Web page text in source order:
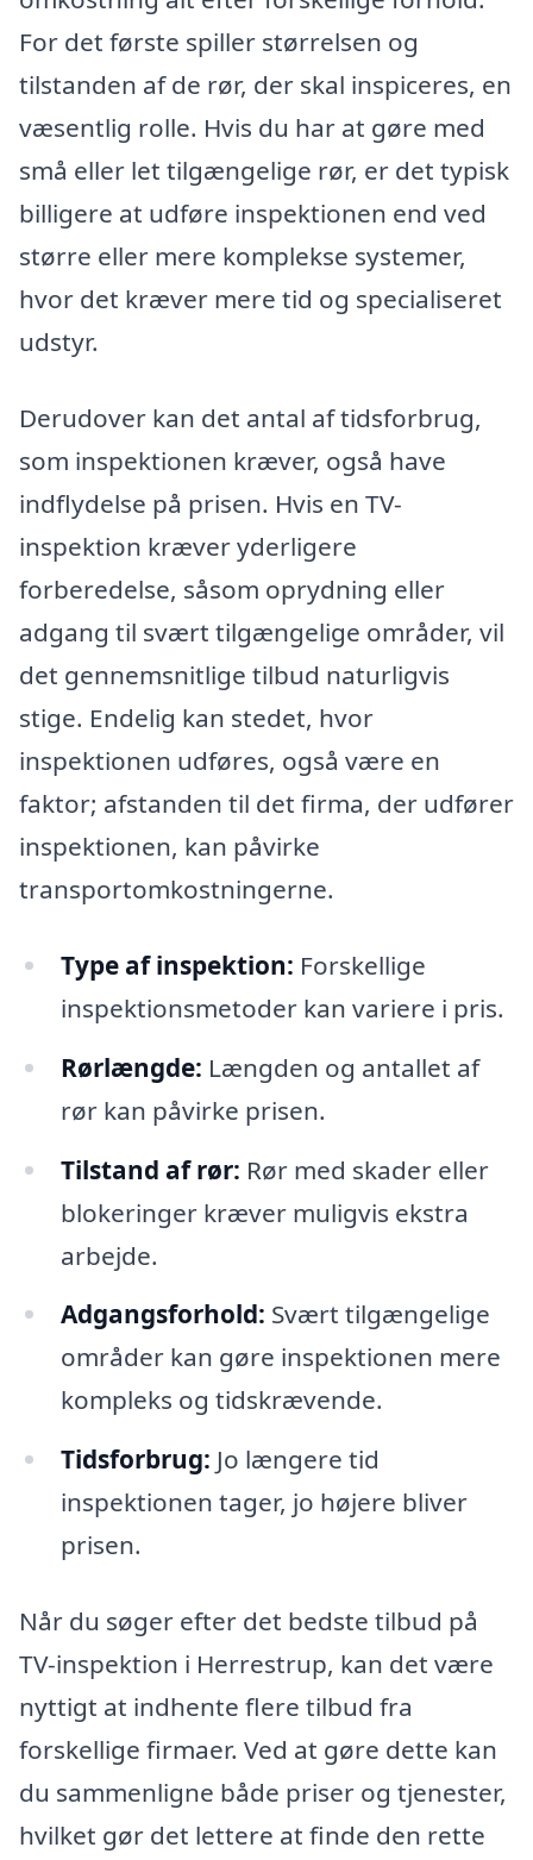
For det første spiller størrelsen og
tilstanden af de rør, der skal inspiceres, en
væsentlig rolle. Hvis du har at gøre med
små eller let tilgængelige rør, er det typisk
billigere at udføre inspektionen end ved
større eller mere komplekse systemer,
hvor det kræver mere tid og specialiseret
udstyr.
Derudover kan det antal af tidsforbrug,
som inspektionen kræver, også have
indflydelse på prisen. Hvis en TV-
inspektion kræver yderligere
forberedelse, såsom oprydning eller
adgang til svært tilgængelige områder, vil
det gennemsnitlige tilbud naturligvis
stige. Endelig kan stedet, hvor
inspektionen udføres, også være en
faktor; afstanden til det firma, der udfører
inspektionen, kan påvirke
transportomkostningerne.
Type af inspektion: Forskellige
inspektionsmetoder kan variere i pris.
Rørlængde: Længden og antallet af
rør kan påvirke prisen.
Tilstand af rør: Rør med skader eller
blokeringer kræver muligvis ekstra
arbejde.
Adgangsforhold: Svært tilgængelige
områder kan gøre inspektionen mere
kompleks og tidskrævende.
Tidsforbrug: Jo længere tid
inspektionen tager, jo højere bliver
prisen.
Når du søger efter det bedste tilbud på
TV-inspektion i Herrestrup, kan det være
nyttigt at indhente flere tilbud fra
forskellige firmaer. Ved at gøre dette kan
du sammenligne både priser og tjenester,
hvilket gør det lettere at finde den rette